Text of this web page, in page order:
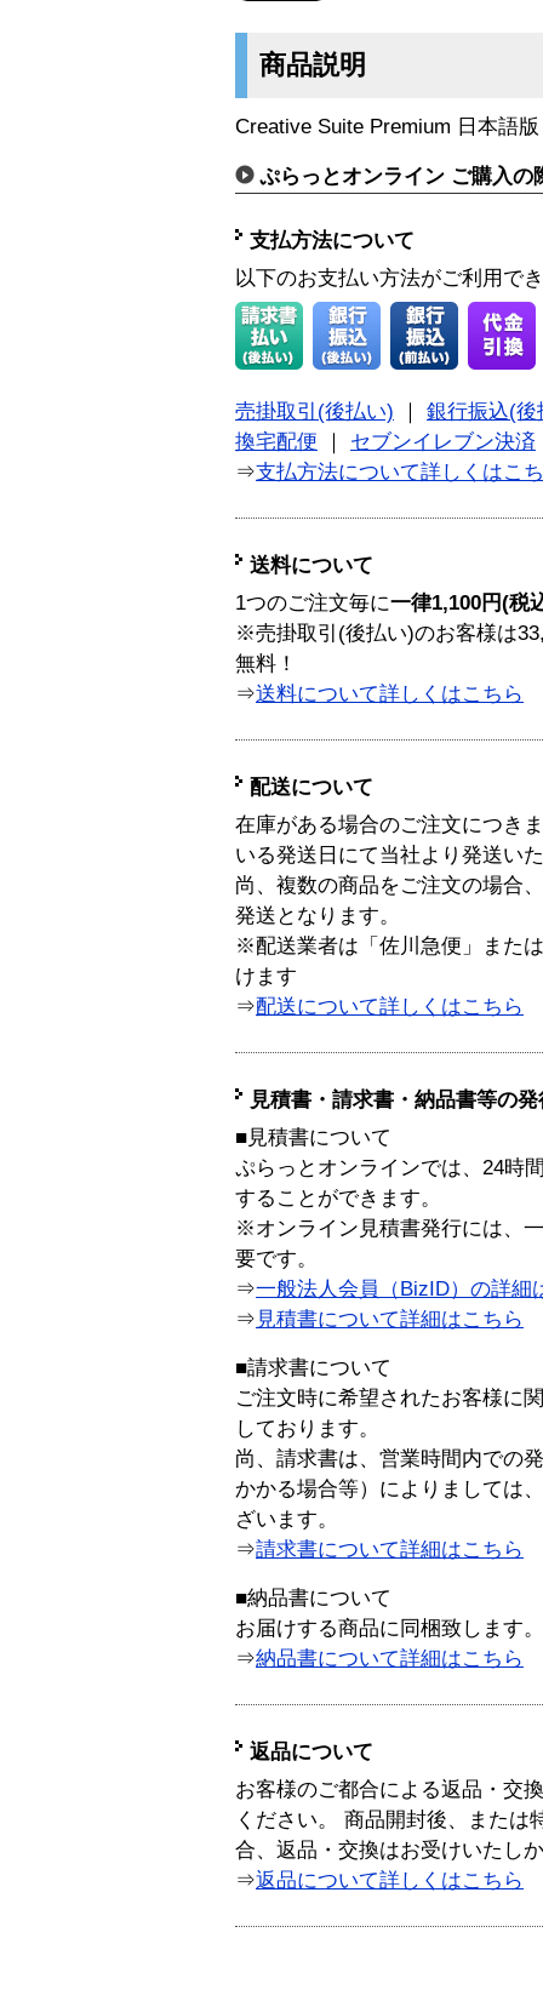
商品説明
Creative Suite Premium 日本語
ぷらっとオンライン ご購入の
支払方法について
以下のお支払い方法がご利用で
売掛取引(後払い)
銀行振込(後
換宅配便
セブンイレブン決済
⇒支払方法について詳しくはこ
送料について
1つのご注文毎に一律1,100円(税
※売掛取引(後払い)のお客様は
無料！
⇒送料について詳しくはこちら
配送について
在庫がある場合のご注文につき
いる発送日にて当社より発送い
尚、複数の商品をご注文の場合
発送となります。
※配送業者は「佐川急便」また
けます
⇒配送について詳しくはこちら
見積書・請求書・納品書等の
■見積書について
ぷらっとオンラインでは、24時
することができます。
※オンライン見積書発行には、
要です。
⇒一般法人会員（BizID）の詳細
⇒ 見積書について詳細はこちら
■請求書について
ご注文時に希望されたお客様に
しております。
尚、請求書は、営業時間内での
かかる場合等）によりましては
ざいます。
⇒請求書について詳細はこちら
■納品書について
お届けする商品に同梱致します。
⇒納品書について詳細はこちら
返品について
お客様のご都合による返品・交
ください。 商品開封後、または
合、返品・交換はお受けいたし
⇒返品について詳しくはこちら